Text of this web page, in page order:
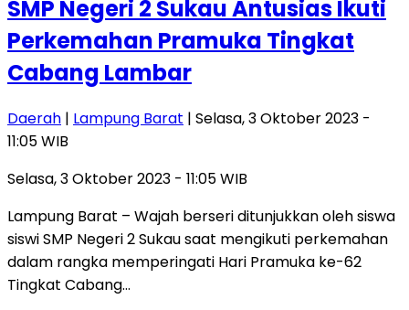
SMP Negeri 2 Sukau Antusias Ikuti
Perkemahan Pramuka Tingkat
Cabang Lambar
Daerah | Lampung Barat | Selasa, 3 Oktober 2023 -
11:05 WIB
Selasa, 3 Oktober 2023 - 11:05 WIB
Lampung Barat – Wajah berseri ditunjukkan oleh siswa
siswi SMP Negeri 2 Sukau saat mengikuti perkemahan
dalam rangka memperingati Hari Pramuka ke-62
Tingkat Cabang…